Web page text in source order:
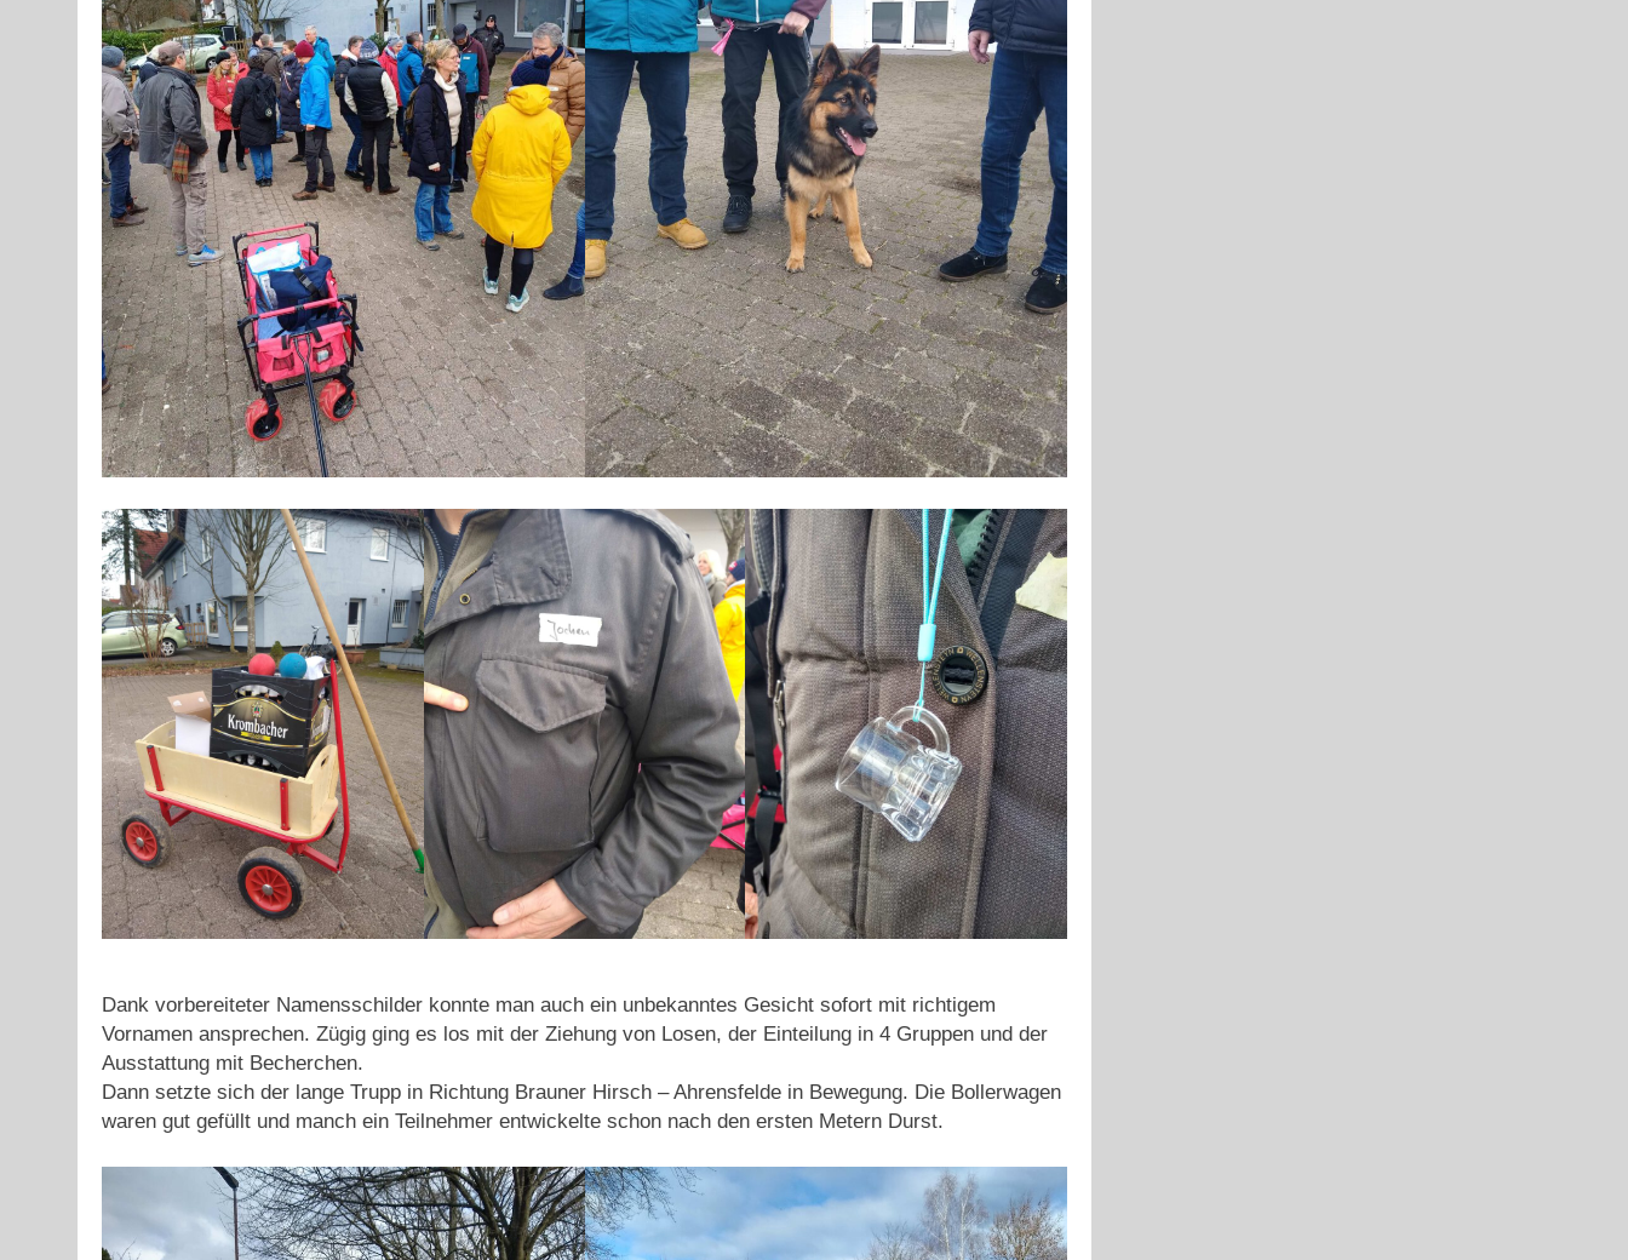
Dank vorbereiteter Namensschilder konnte man auch ein unbekanntes Gesicht sofort mit richtigem
Vornamen ansprechen. Zügig ging es los mit der Ziehung von Losen, der Einteilung in 4 Gruppen und der
Ausstattung mit Becherchen.
Dann setzte sich der lange Trupp in Richtung Brauner Hirsch – Ahrensfelde in Bewegung. Die Bollerwagen
waren gut gefüllt und manch ein Teilnehmer entwickelte schon nach den ersten Metern Durst.